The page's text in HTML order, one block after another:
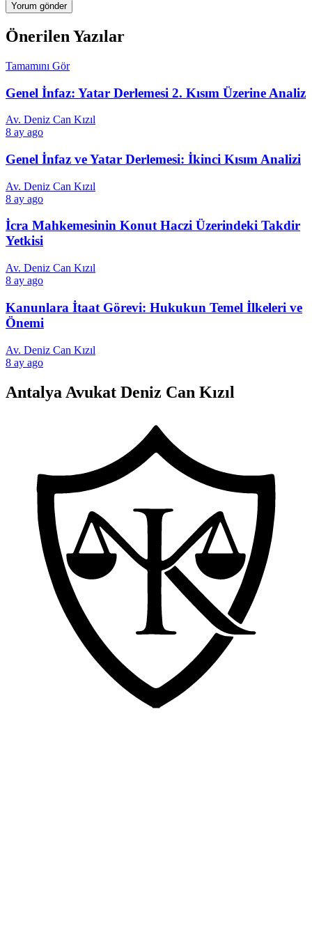
Önerilen Yazılar
Tamamını Gör
Genel İnfaz: Yatar Derlemesi 2. Kısım Üzerine Analiz
Av. Deniz Can Kızıl
8 ay ago
Genel İnfaz ve Yatar Derlemesi: İkinci Kısım Analizi
Av. Deniz Can Kızıl
8 ay ago
İcra Mahkemesinin Konut Haczi Üzerindeki Takdir
Yetkisi
Av. Deniz Can Kızıl
8 ay ago
Kanunlara İtaat Görevi: Hukukun Temel İlkeleri ve
Önemi
Av. Deniz Can Kızıl
8 ay ago
Antalya Avukat Deniz Can Kızıl